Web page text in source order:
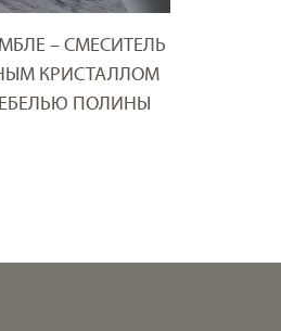
– СМЕСИТЕЛЬ
КРИСТАЛЛОМ
ПОЛИНЫ